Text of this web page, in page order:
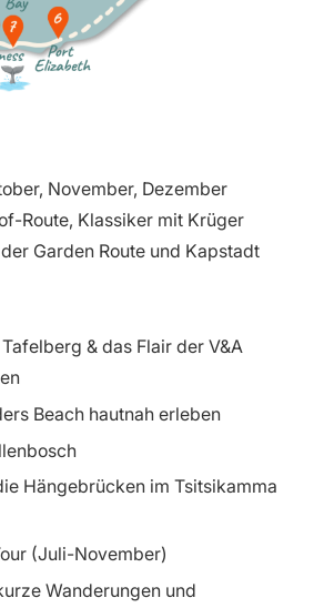
November, Dezember
Route, Klassiker mit Krüger
Garden Route und Kapstadt
& das Flair der V&A
Beach hautnah erleben
Hängebrücken im Tsitsikamma
(Juli-November)
Wanderungen und